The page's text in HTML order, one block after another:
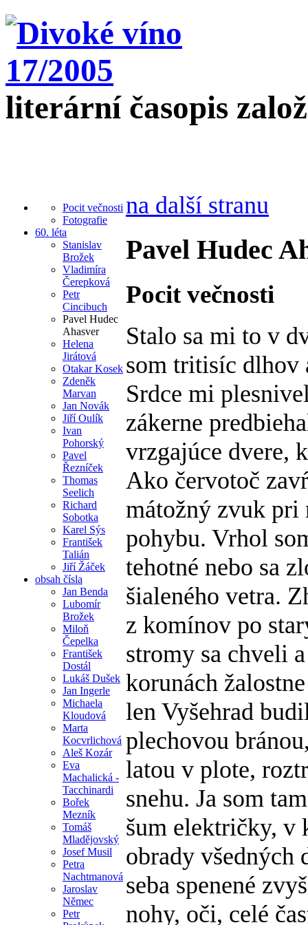
literární časopis
Pocit večnosti
Fotografie
60. léta
Stanislav
Brožek
Vladimíra
Čerepková
Petr
Cincibuch
Pavel Hudec
Ahasver
Helena
Jirátová
Otakar Kosek
Zdeněk
Marvan
Jan Novák
Jiří Oulík
Ivan
Pohorský
Pavel
Řezníček
Thomas
Seelich
Richard
Sobotka
Karel Sýs
František
Talián
Jiří Žáček
obsah čísla
Jan Benda
Lubomír
Brožek
Miloň
Čepelka
František
Dostál
Lukáš Dušek
Jan Ingerle
Michaela
Kloudová
Marta
Kocvrlichová
Aleš Kozár
Eva
Machalická -
Tacchinardi
Bořek
Mezník
Tomáš
Mladějovský
Josef Musil
Petra
Nachtmanová
Jaroslav
Němec
Petr
na další stranu
Pavel Hudec
Pocit večnosti
Stalo sa mi to v
som tritisíc dlhov
Srdce mi
zákerne
vrzgajúce dvere,
Ako červotoč
mátožný zvuk pri
pohybu. Vrhol
tehotné nebo sa
šialeného vetra.
z komínov po
stromy sa chveli
korunách
len Vyšehrad
plechovou
latou v plote,
snehu. Ja som
šum električky, v
obrady všedných
seba spenené
nohy, oči, celé